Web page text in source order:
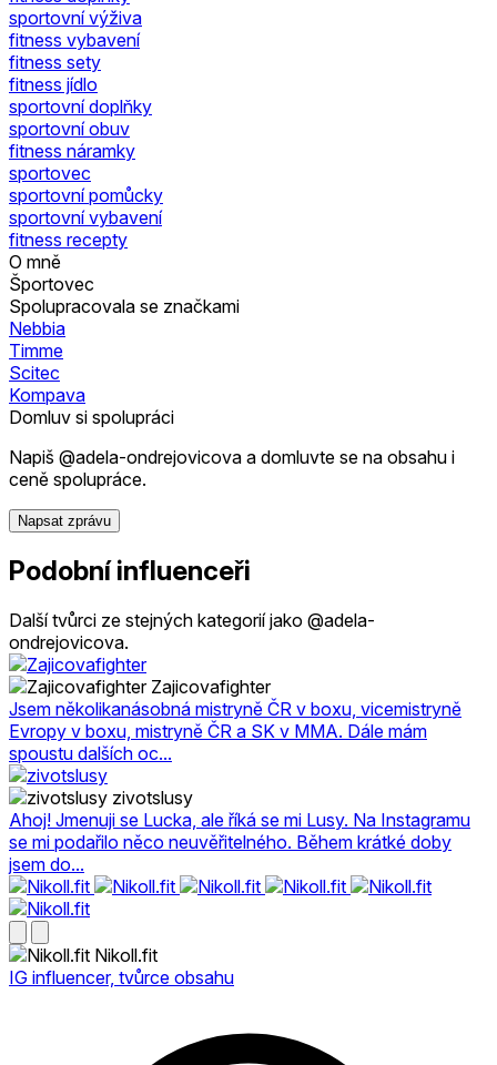
sportovní výživa
fitness vybavení
fitness sety
fitness jídlo
sportovní doplňky
sportovní obuv
fitness náramky
sportovec
sportovní pomůcky
sportovní vybavení
fitness recepty
O mně
Športovec
Spolupracovala se značkami
Nebbia
Timme
Scitec
Kompava
Domluv si spolupráci
Napiš @adela-ondrejovicova a domluvte se na obsahu i
ceně spolupráce.
Napsat zprávu
Podobní influenceři
Další tvůrci ze stejných kategorií jako @adela-
ondrejovicova.
Zajicovafighter
Jsem několikanásobná mistryně ČR v boxu, vicemistryně
Evropy v boxu, mistryně ČR a SK v MMA. Dále mám
spoustu dalších oc...
zivotslusy
Ahoj! Jmenuji se Lucka, ale říká se mi Lusy. Na Instagramu
se mi podařilo něco neuvěřitelného. Během krátké doby
jsem do...
Nikoll.fit
IG influencer, tvůrce obsahu